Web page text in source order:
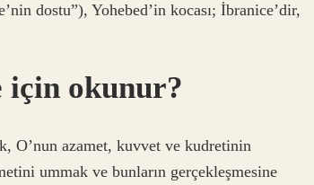
için okunur?
O’nun azamet, kuvvet ve kudretinin
ummak ve bunların gerçekleşmesine